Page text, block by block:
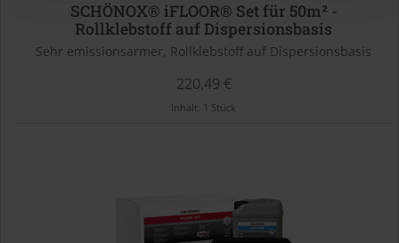
SCHÖNOX® iFLOOR® Set für 50m² -
Rollklebstoff auf Dispersionsbasis
Sehr emissionsarmer, Rollklebstoff auf Dispersionsbasis
220,49 €
Inhalt: 1 Stück